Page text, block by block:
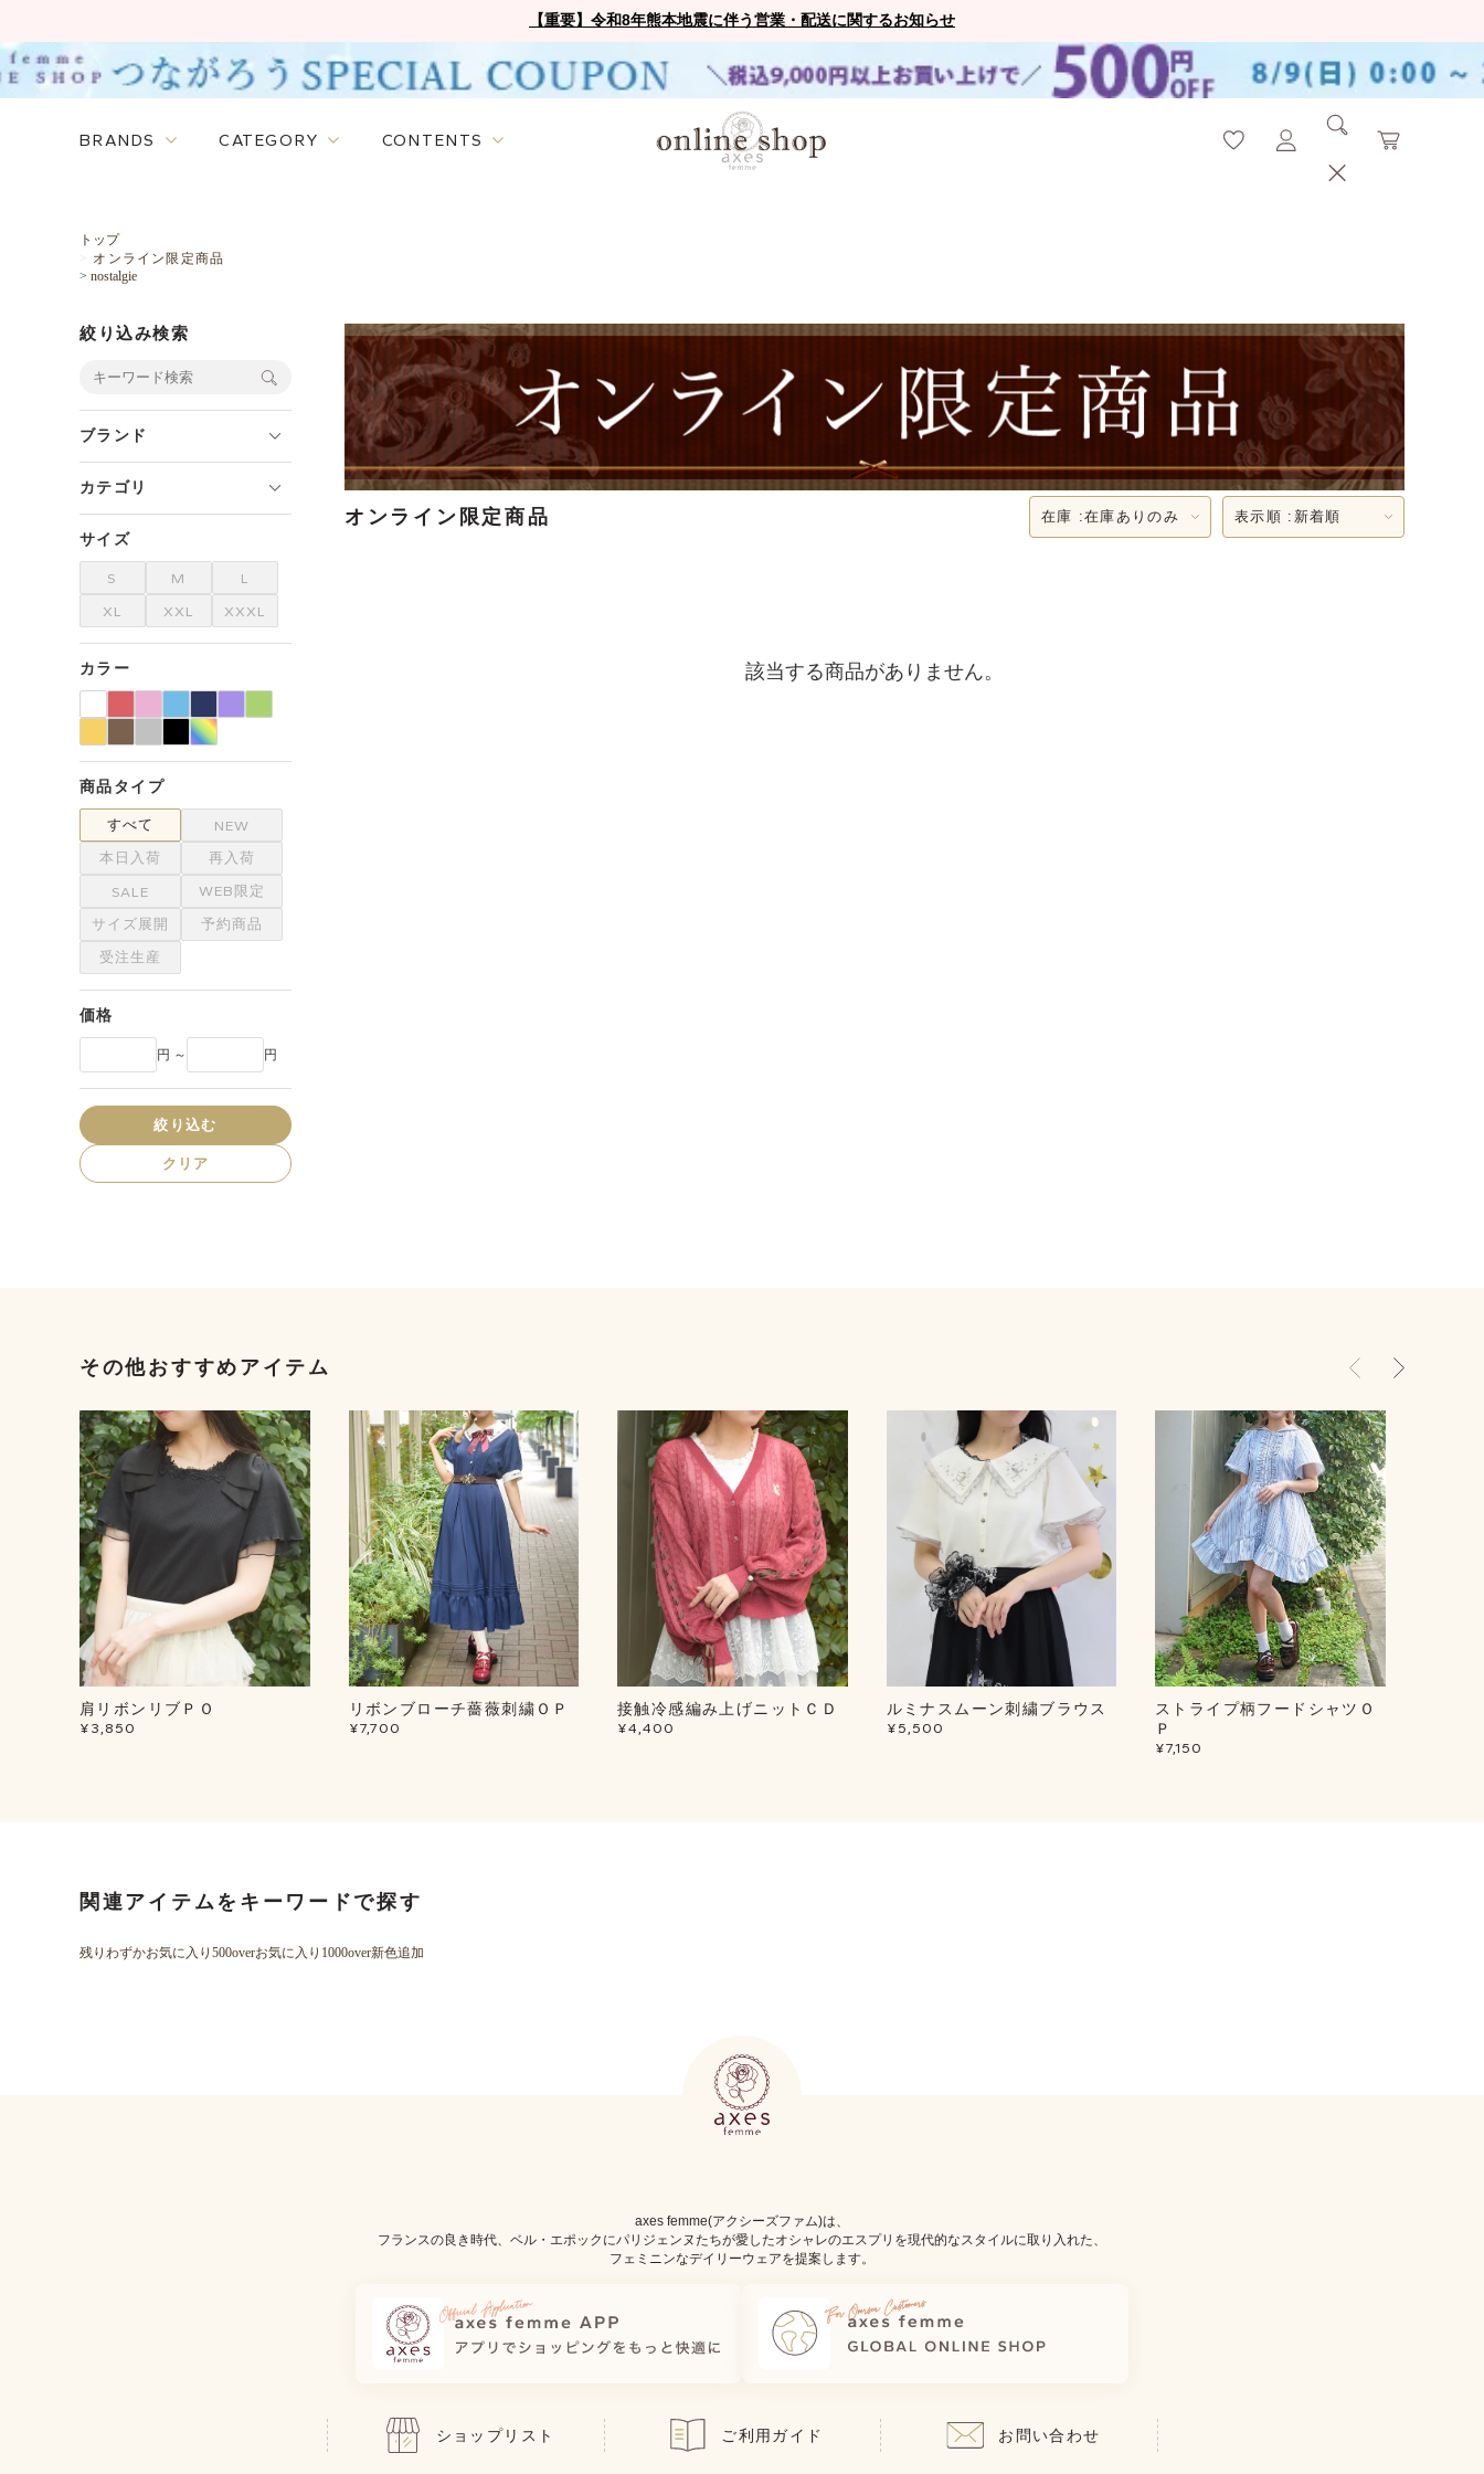
【重要】令和8年熊本地震に伴う営業・配送に関するお知らせ
BRANDS CATEGORY CONTENTS
トップ
> オンライン限定商品
> nostalgie
絞り込み検索
ブランド
カテゴリ
サイズ
S M
L
XL
XXL XXXL
カラー
商品タイプ
すべて
NEW
本日入荷
再入荷
SALE
WEB限定
サイズ展開
予約商品
受注生産
価格
円 ～ 円
絞り込む
クリア
オンライン限定商品 在庫 :在庫ありのみ 表示順 : 新着順
該当する商品がありません。
その他おすすめアイテム
肩リボンリブＰＯ
¥3,850
リボンブローチ薔薇刺繍ＯＰ
¥7,700
接触冷感編み上げニットＣＤ
¥4,400
ルミナスムーン刺繍ブラウス
¥5,500
ストライプ柄フードシャツＯ
Ｐ
¥7,150
関連アイテムをキーワードで探す
残りわずかお気に入り500overお気に入り1000over新色追加
axes femme(アクシーズファム)は、
フランスの良き時代、ベル・エポックにパリジェンヌたちが愛したオシャレのエスプリを現代的なスタイルに取り入れた、
フェミニンなデイリーウェアを提案します。
ショップリスト ご利用ガイド お問い合わせ